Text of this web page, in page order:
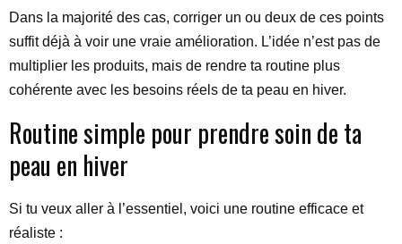
Dans la majorité des cas, corriger un ou deux de ces points
suffit déjà à voir une vraie amélioration. L’idée n’est pas de
multiplier les produits, mais de rendre ta routine plus
cohérente avec les besoins réels de ta peau en hiver.
Routine simple pour prendre soin de ta
peau en hiver
Si tu veux aller à l’essentiel, voici une routine efficace et
réaliste :